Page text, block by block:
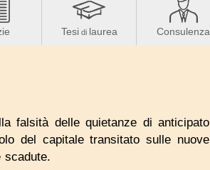
Tesidi laurea Consulenza
falsità delle quietanze di anticipato
del capitale transitato sulle nuove
scadute.